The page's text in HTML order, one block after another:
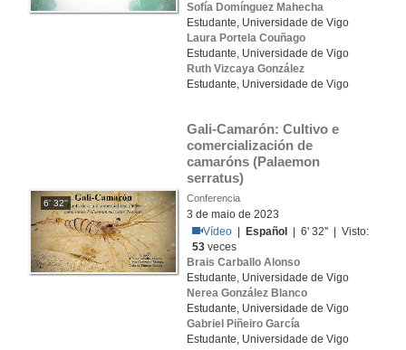
Sofía Domínguez Mahecha
Estudante, Universidade de Vigo
Laura Portela Couñago
Estudante, Universidade de Vigo
Ruth Vizcaya González
Estudante, Universidade de Vigo
6' 32''
Gali-Camarón: Cultivo e
comercialización de
camaróns (Palaemon
serratus)
Conferencia
3 de maio de 2023
Vídeo
Español
| 6' 32'' | Visto:
53 veces
Brais Carballo Alonso
Estudante, Universidade de Vigo
Nerea González Blanco
Estudante, Universidade de Vigo
Gabriel Piñeiro García
Estudante, Universidade de Vigo